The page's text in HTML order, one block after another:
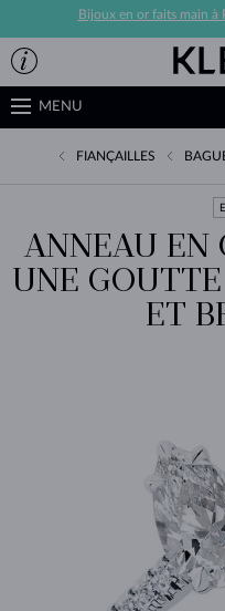
Bijoux en or faits main à
MENU
FIANÇAILLES
ANNEAU EN
UNE
ET